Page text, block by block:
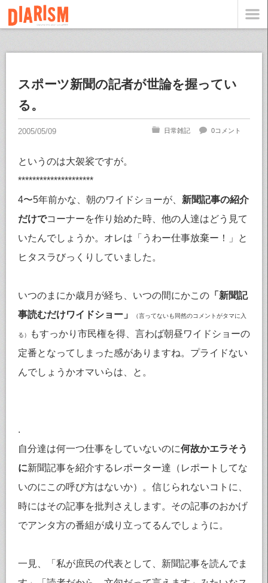
スポーツ新聞の記者が世論を握ってい
る。
日常雑記 0コメント
というのは大袈裟ですが。
*********************
4〜5年前かな、朝のワイドショーが、 新聞記事の紹介
だけでコーナーを作り始めた時、他の人達はどう見て
いたんでしょうか。オレは「うわー仕事放棄ー！」と
ヒタスラびっくりしていました。
いつのまにか歳月が経ち、いつの間にかこの 「新聞記
事読むだけワイドショー」
（言ってないも同然のコメントがタマに入
る）
もすっかり市民権を得、言わば朝昼ワイドショーの
定番となってしまった感がありますね。プライドない
んでしょうかオマいらは、と。
.
自分達は何一つ仕事をしていないのに何故かエラそう
に新聞記事を紹介するレポーター達（レポートしてな
いのにこの呼び方はないか）。信じられないコトに、
時にはその記事を批判さえします。その記事のおかげ
でアンタ方の番組が成り立ってるんでしょうに。
一見、「私が庶民の代表として、新聞記事を読んでま